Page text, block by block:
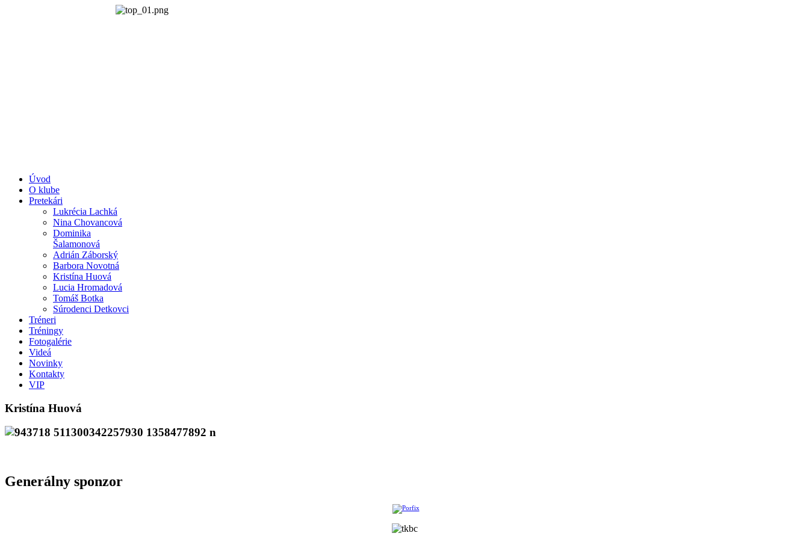
Úvod
O klube
Pretekári
Lukrécia Lachká
Nina Chovancová
Dominika
Šalamonová
Adrián Záborský
Barbora Novotná
Kristína Huová
Lucia Hromadová
Tomáš Botka
Súrodenci Detkovci
Tréneri
Tréningy
Fotogalérie
Videá
Novinky
Kontakty
VIP
Kristína Huová
Generálny sponzor